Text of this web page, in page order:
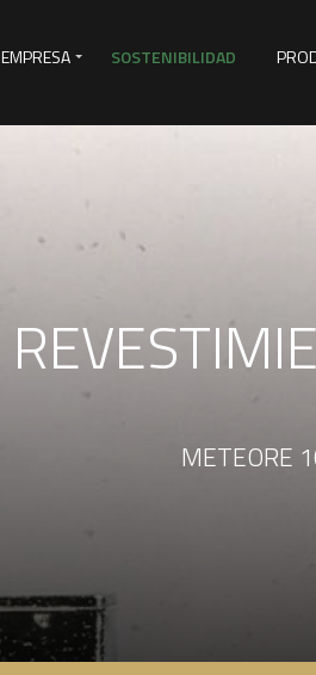
EMPRESA SOSTENIBILIDAD
METEORE